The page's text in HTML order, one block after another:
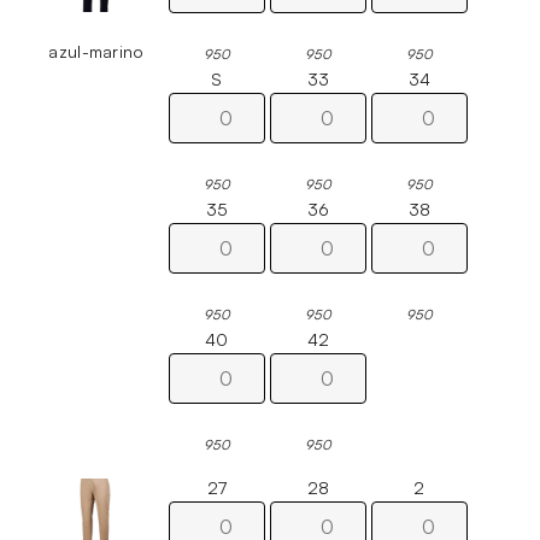
azul-marino 950 950 950
S
950
33
950
34
950
35
950
36
950
38
950
40
950
42
950
27 28 2